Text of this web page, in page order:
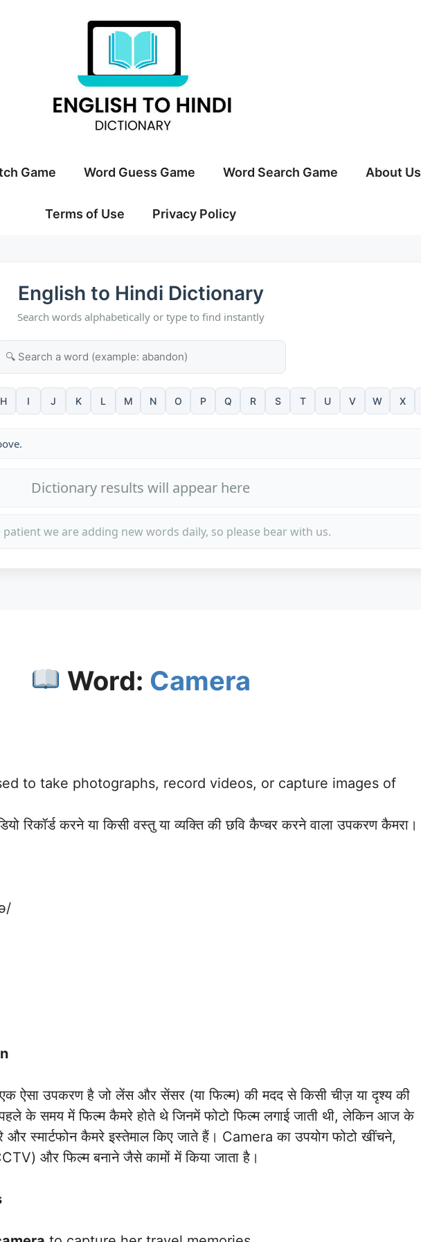
Game Word Guess Game Word Search Game About Us
Terms of Use Privacy Policy
English to Hindi Dictionary
Search words alphabetically or type to find instantly
H I J K L M N O P Q R S T U V W X
Dictionary results will appear here
patient we are adding new words daily, so please bear with us.
Word: Camera
to take photographs, record videos, or capture images of
रिकॉर्ड करने या किसी वस्तु या व्यक्ति की छवि कैप्चर करने वाला उपकरण कैमरा।
ऐसा उपकरण है जो लेंस और सेंसर (या फिल्म) की मदद से किसी चीज़ या दृश्य की
पहले के समय में फिल्म कैमरे होते थे जिनमें फोटो फिल्म लगाई जाती थी, लेकिन आज के
और स्मार्टफोन कैमरे इस्तेमाल किए जाते हैं। Camera का उपयोग फोटो खींचने,
और फिल्म बनाने जैसे कामों में किया जाता है।